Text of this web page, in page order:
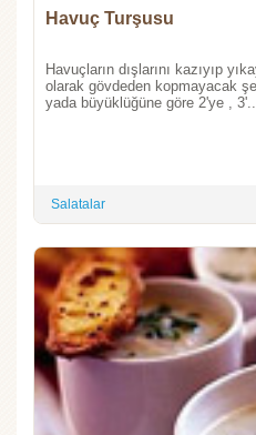
Havuç Turşusu
Havuçların dışlarını kazıyıp
olarak gövdeden kopmayacak
yada büyüklüğüne göre 2'ye , 3'...
Salatalar